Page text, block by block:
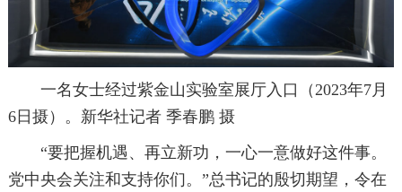
一名女士经过紫金山实验室展厅入口（2023年7月
6日摄）。新华社记者 季春鹏 摄
“要把握机遇、再立新功，一心一意做好这件事。
党中央会关注和支持你们。”总书记的殷切期望，令在